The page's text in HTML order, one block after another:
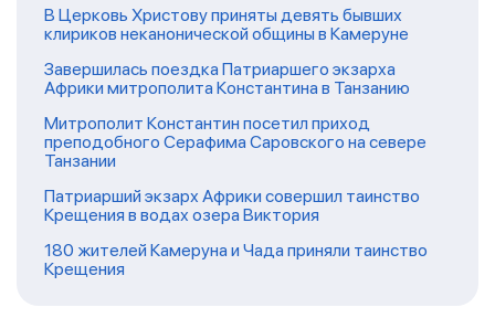
В Церковь Христову приняты девять бывших
клириков неканонической общины в Камеруне
Завершилась поездка Патриаршего экзарха
Африки митрополита Константина в Танзанию
Митрополит Константин посетил приход
преподобного Серафима Саровского на севере
Танзании
Патриарший экзарх Африки совершил таинство
Крещения в водах озера Виктория
180 жителей Камеруна и Чада приняли таинство
Крещения